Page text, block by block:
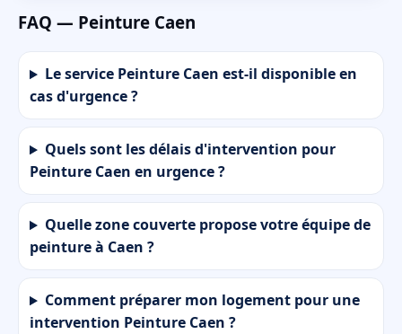
FAQ — Peinture Caen
Le service Peinture Caen est-il disponible en
cas d'urgence ?
Quels sont les délais d'intervention pour
Peinture Caen en urgence ?
Quelle zone couverte propose votre équipe de
peinture à Caen ?
Comment préparer mon logement pour une
intervention Peinture Caen ?